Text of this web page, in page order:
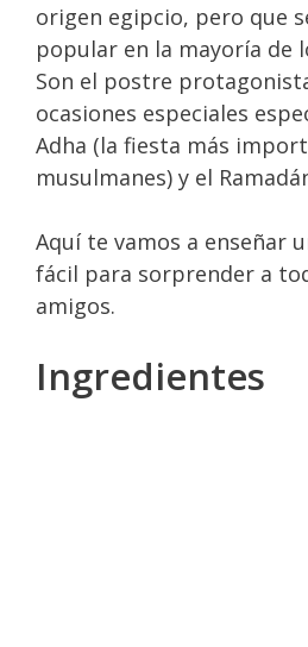
origen egipcio, pero que
popular en la mayoría de
Son el postre
ocasiones especiales
Adha (la fiesta más
musulmanes) y el
Aquí te vamos a enseñar
fácil para sorprender a
amigos.
Ingredientes